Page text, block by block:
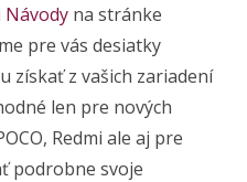
Návody na stránke
pre vás desiatky
získať z vašich zariadení
len pre nových
Redmi ale aj pre
podrobne svoje